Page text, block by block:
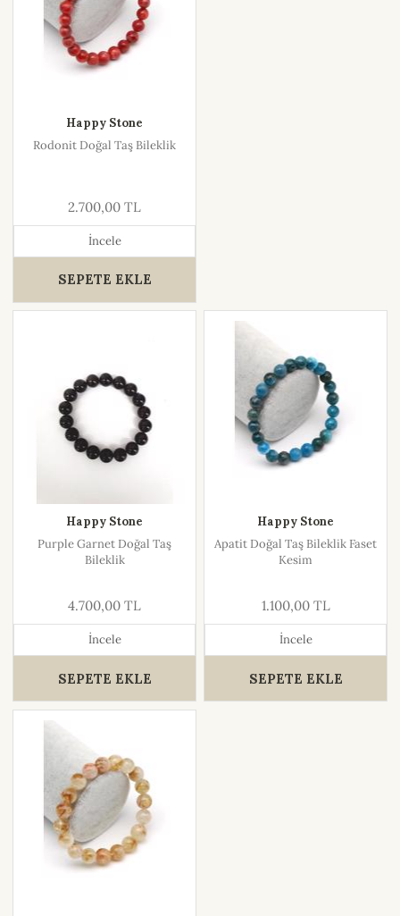
Happy Stone
Rodonit Doğal Taş Bileklik
2.700,00 TL
İncele
SEPETE EKLE
Happy Stone
Purple Garnet Doğal Taş
Bileklik
4.700,00 TL
İncele
SEPETE EKLE
Happy Stone
Apatit Doğal Taş Bileklik Faset
Kesim
1.100,00 TL
İncele
SEPETE EKLE